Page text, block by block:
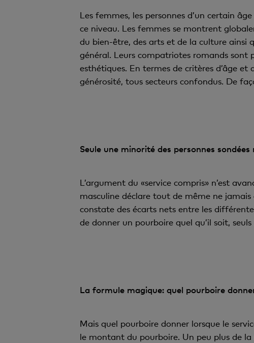
Les femmes, les personnes d’un certain
ce niveau. Les femmes se montrent
du bien-être, des arts et de la culture ainsi
général. Leurs compatriotes romands sont
esthétiques. En termes de critères d’âge et
générosité, tous secteurs confondus. De
Seule une minorité des personnes
L’argument du «service compris» n’est
masculine déclare tout de même ne
constate des écarts nets entre les
de donner un pourboire quel qu’il soit,
La formule magique: quel pourboire
Mais quel pourboire donner lorsque le
le montant du pourboire. Un peu plus de